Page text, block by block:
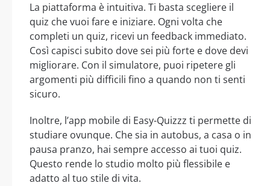
La piattaforma è intuitiva. Ti basta scegliere il
quiz che vuoi fare e iniziare. Ogni volta che
completi un quiz, ricevi un feedback immediato.
Così capisci subito dove sei più forte e dove devi
migliorare. Con il simulatore, puoi ripetere gli
argomenti più difficili fino a quando non ti senti
sicuro.
Inoltre, l’app mobile di Easy-Quizzz ti permette di
studiare ovunque. Che sia in autobus, a casa o in
pausa pranzo, hai sempre accesso ai tuoi quiz.
Questo rende lo studio molto più flessibile e
adatto al tuo stile di vita.